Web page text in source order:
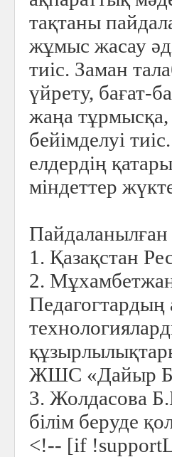
тақтаны
жұмыс жасау
тиіс. Заман
үйрету, бағат-
жаңа тұрмысқа,
бейімделуі
елдердің
міндеттер
Пайдаланылған
1. Қазақстан
2.
ЖШС «Дайыр
3. Жолдасова
білім беруде
<!-- [if